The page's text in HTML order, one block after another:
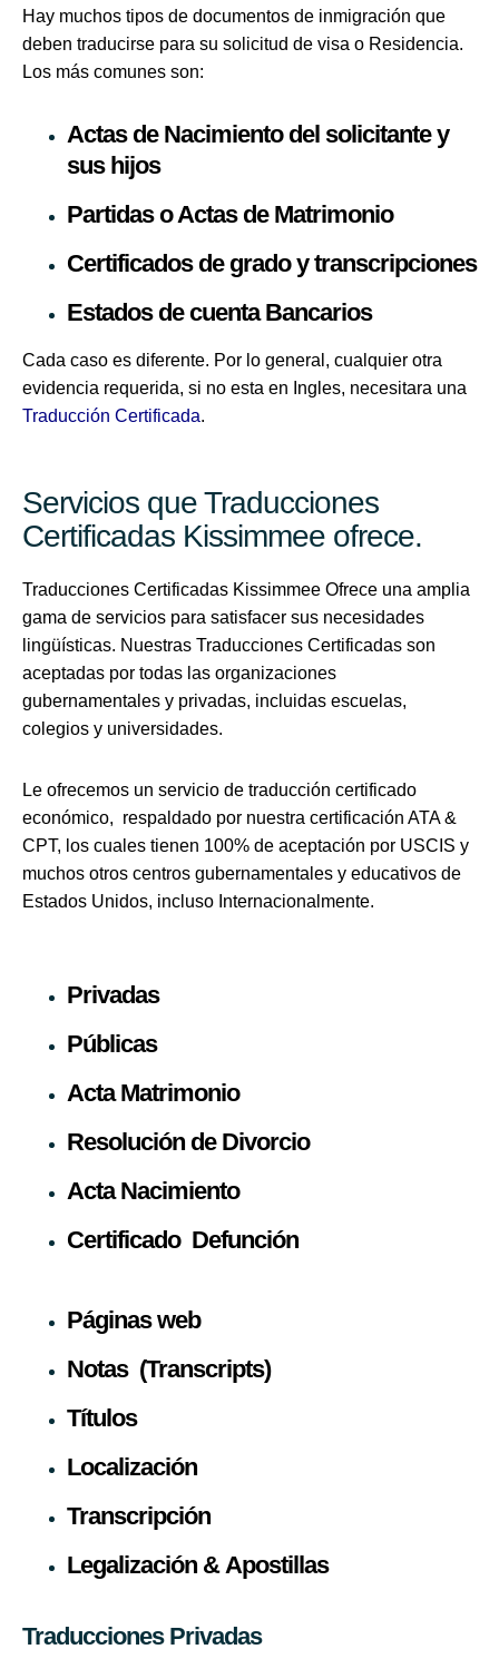
Hay muchos tipos de documentos de inmigración que
deben traducirse para su solicitud de visa o Residencia.
Los más comunes son:
Actas de Nacimiento del solicitante y
sus hijos
Partidas o Actas de Matrimonio
Certificados de grado y transcripciones
Estados de cuenta Bancarios
Cada caso es diferente. Por lo general, cualquier otra
evidencia requerida, si no esta en Ingles, necesitara una
Traducción Certificada.
Servicios que Traducciones
Certificadas Kissimmee ofrece.
Traducciones Certificadas Kissimmee Ofrece una amplia
gama de servicios para satisfacer sus necesidades
lingüísticas. Nuestras Traducciones Certificadas son
aceptadas por todas las organizaciones
gubernamentales y privadas, incluidas escuelas,
colegios y universidades.
Le ofrecemos un servicio de traducción certificado
económico, respaldado por nuestra certificación ATA &
CPT, los cuales tienen 100% de aceptación por USCIS y
muchos otros centros gubernamentales y educativos de
Estados Unidos, incluso Internacionalmente.
Privadas
Públicas
Acta Matrimonio
Resolución de Divorcio
Acta Nacimiento
Certificado Defunción
Páginas web
Notas (Transcripts)
Títulos
Localización
Transcripción
Legalización & Apostillas
Traducciones Privadas